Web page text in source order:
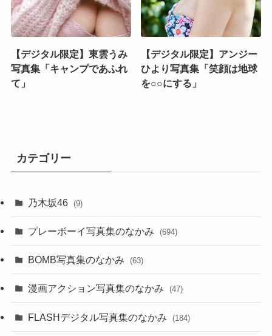
【デジタル限定】東雲うみ
写真集「キャンプであふれ
て」
【デジタル限定】アンジー
ひより写真集「笑顔は地球
を○○にする」
カテゴリー
乃木坂46 (9)
プレーボーイ写真集のなかみ (694)
BOMB写真集のなかみ (63)
漫画アクション写真集のなかみ (47)
FLASHデジタル写真集のなかみ (184)